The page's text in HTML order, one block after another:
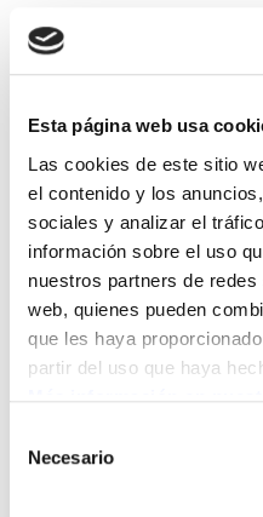
Esta página web usa
Las cookies de este sitio
el contenido y los
sociales y analizar el
información sobre el uso
nuestros partners de
web, quienes pueden
que les haya
partir del uso que haya
Necesario
la producción
donde los nogales se
alta calidad y
provienen las Nueces
cultivos ubicados
aprovechan el agua
que contribuye a
calidad excepcionales.